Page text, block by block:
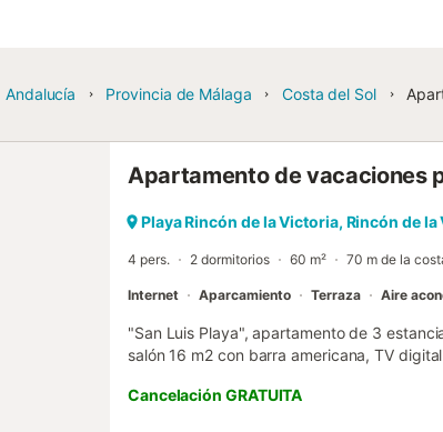
Andalucía Provincia de Málaga Costa del Sol
Apartamento de vacaciones
Playa Rincón de la Victoria, Rincón de
4 pers. 2 dormitorios 60 m² 70 m de la
Internet Aparcamiento Terraza Aire
"San Luis Playa", apartamento de 3
salón 16 m2 con barra americana, TV
con 2 camas (90 cm). Cocina abierta (4
Ducha/WC, WC separado. Terraza 12
Cancelación GRATUITA